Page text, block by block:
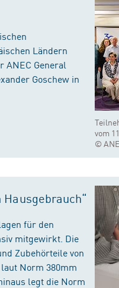
vom
©
Ländern
General
Goschew in
für den
mitgewirkt. Die
Zubehörteile von
Norm 380mm
legt die Norm